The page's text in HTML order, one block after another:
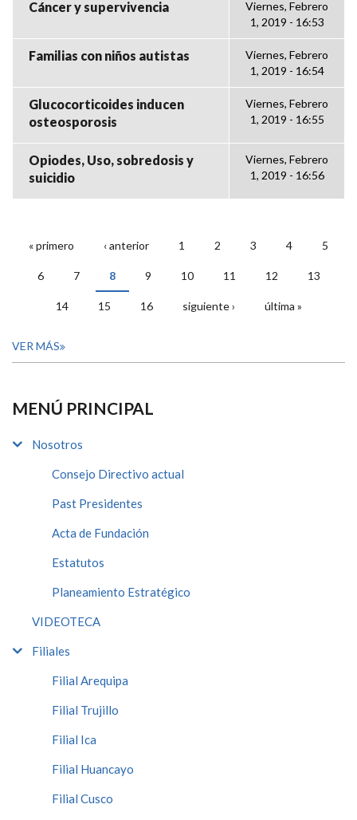
Cáncer y supervivencia
Viernes, Febrero
1, 2019 - 16:53
Familias con niños autistas
Viernes, Febrero
1, 2019 - 16:54
Glucocorticoides inducen
osteosporosis
Viernes, Febrero
1, 2019 - 16:55
Opiodes, Uso, sobredosis y
suicidio
Viernes, Febrero
1, 2019 - 16:56
PÁGINAS
« primero ‹ anterior 1 2 3 4 5
6 7 8 9 10 11 12 13
14 15 16 siguiente › última »
VER MÁS
MENÚ PRINCIPAL
Nosotros
Consejo Directivo actual
Past Presidentes
Acta de Fundación
Estatutos
Planeamiento Estratégico
VIDEOTECA
Filiales
Filial Arequipa
Filial Trujillo
Filial Ica
Filial Huancayo
Filial Cusco